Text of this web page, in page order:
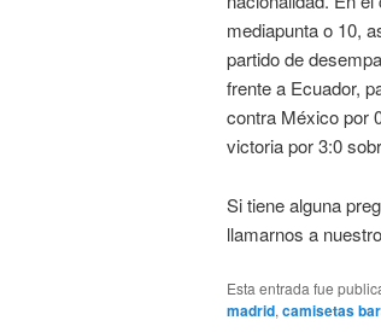
mediapunta o 10,
partido de
frente a Ecuador,
contra México por
victoria por 3:0
Si tiene alguna
llamarnos a
Esta entrada fue
madrid, camisetas